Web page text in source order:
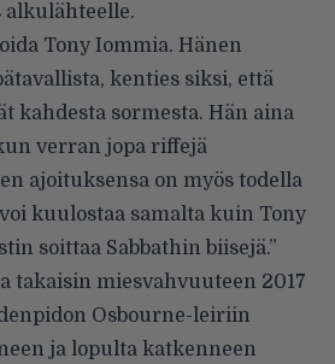
alkulähteelle.
Tony Iommia. Hänen
kenties siksi, että
kahdesta sormesta. Hän aina
verran jopa riffejä
ajoituksensa on myös todella
kuulostaa samalta kuin Tony
soittaa Sabbathin biisejä.”
takaisin miesvahvuuteen 2017
Osbourne-leiriin
ja lopulta katkenneen